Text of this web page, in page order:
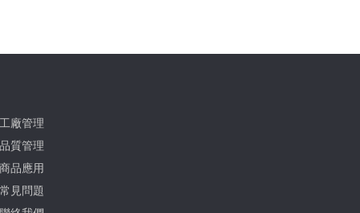
工廠管理
品質管理
商品應用
常見問題